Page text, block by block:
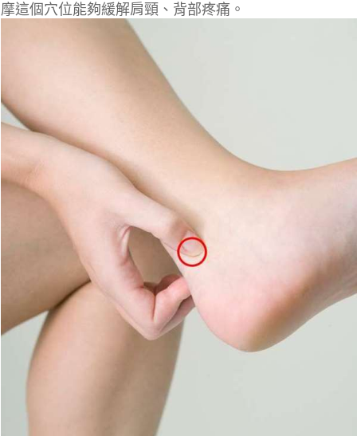
摩這個穴位能夠緩解肩頸、背部疼痛。